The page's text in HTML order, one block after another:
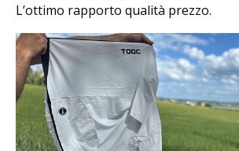
L’ottimo rapporto qualità prezzo.